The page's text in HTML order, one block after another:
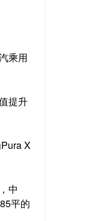
乘用
提升
X
中
平的